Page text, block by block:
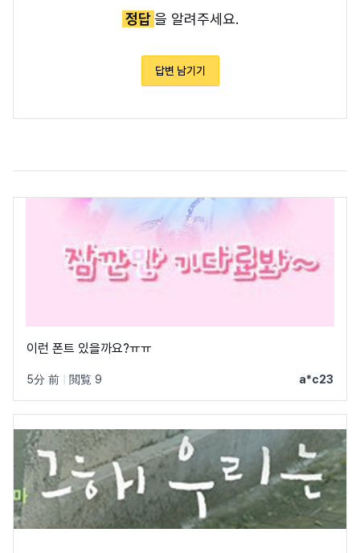
정답을 알려주세요.
답변 남기기
이런 폰트 있을까요?ㅠㅠ
5分 前 閲覧 9 a*c23